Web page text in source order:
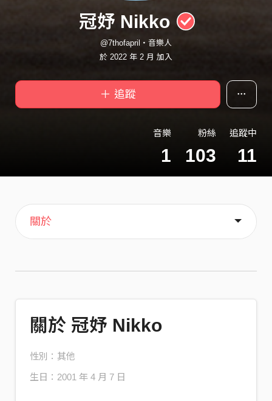
冠妤 Nikko
@7thofapril・音樂人
於 2022 年 2 月 加入
＋ 追蹤
音樂
1
粉絲
103
追蹤中
11
主頁
音樂
歌單
喜歡
關於
關於 冠妤 Nikko
性別：其他
生日：2001 年 4 月 7 日